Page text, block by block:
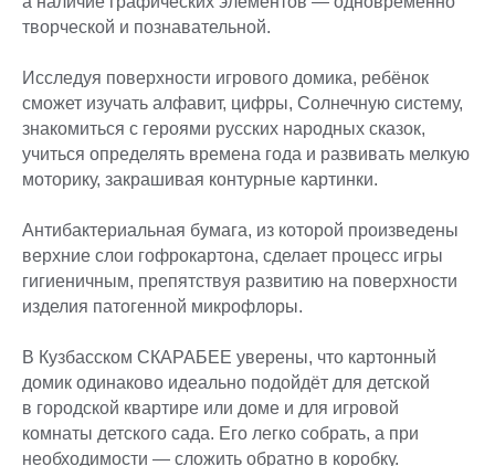
творческой и познавательной.
Исследуя поверхности игрового домика, ребёнок
сможет изучать алфавит, цифры, Солнечную систему,
знакомиться с героями русских народных сказок,
учиться определять времена года и развивать мелкую
моторику, закрашивая контурные картинки.
Антибактериальная бумага, из которой произведены
верхние слои гофрокартона, сделает процесс игры
гигиеничным, препятствуя развитию на поверхности
изделия патогенной микрофлоры.
В Кузбасском СКАРАБЕЕ уверены, что картонный
домик одинаково идеально подойдёт для детской
в городской квартире или доме и для игровой
комнаты детского сада. Его легко собрать, а при
необходимости — сложить обратно в коробку.